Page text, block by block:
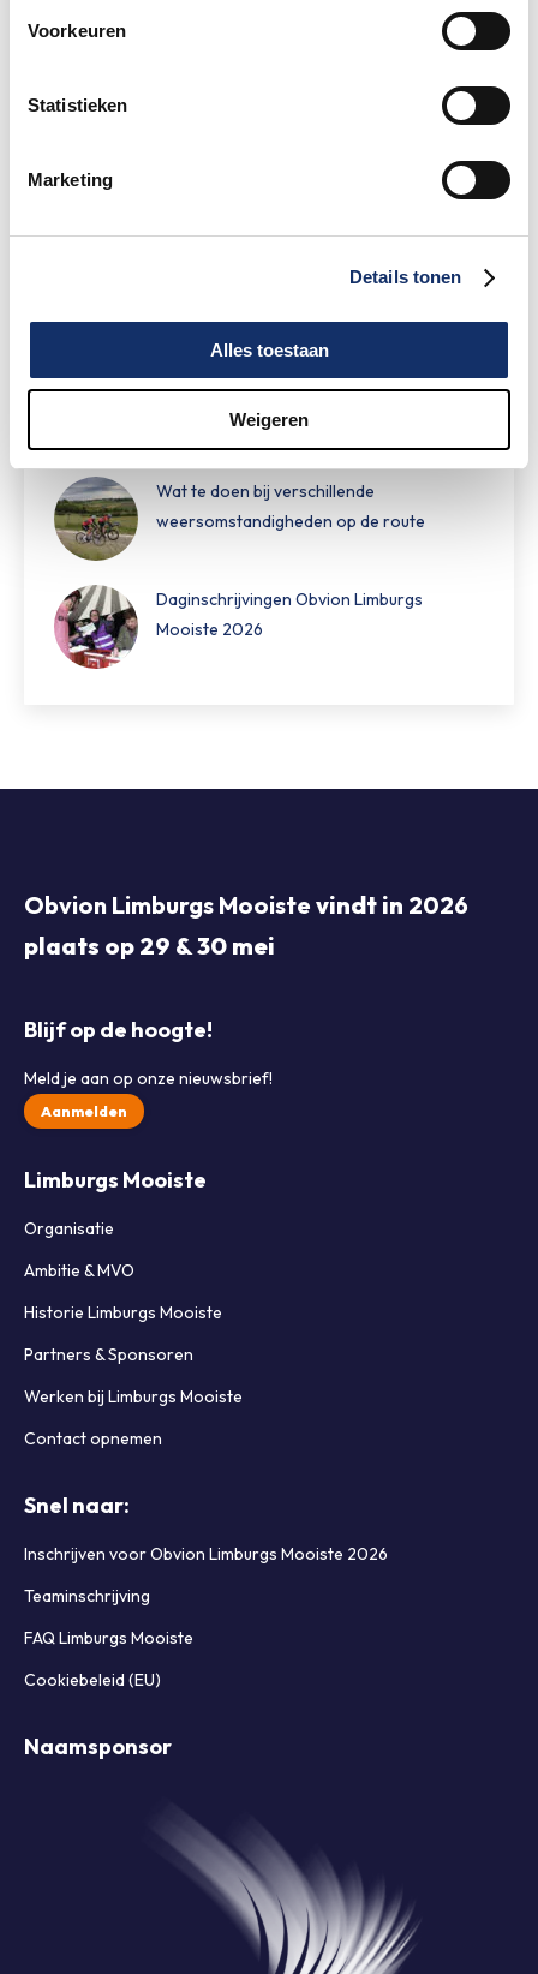
Voorkeuren
Statistieken
Marketing
Details tonen
Alles toestaan
Weigeren
Maar liefst €88.049,- opgehaald voor het
Speciale damestoiletten van Fons Bikes
Hoe bereid je je voor op warm fietsweer?
Wat te doen bij verschillende
weersomstandigheden op de route
Daginschrijvingen Obvion Limburgs
Mooiste 2026
Obvion Limburgs Mooiste vindt in 2026
plaats op 29 & 30 mei
Blijf op de hoogte!
Meld je aan op onze nieuwsbrief!
Aanmelden
Limburgs Mooiste
Organisatie
Ambitie & MVO
Historie Limburgs Mooiste
Partners & Sponsoren
Werken bij Limburgs Mooiste
Contact opnemen
Snel naar:
Inschrijven voor Obvion Limburgs Mooiste 2026
Teaminschrijving
FAQ Limburgs Mooiste
Cookiebeleid (EU)
Naamsponsor